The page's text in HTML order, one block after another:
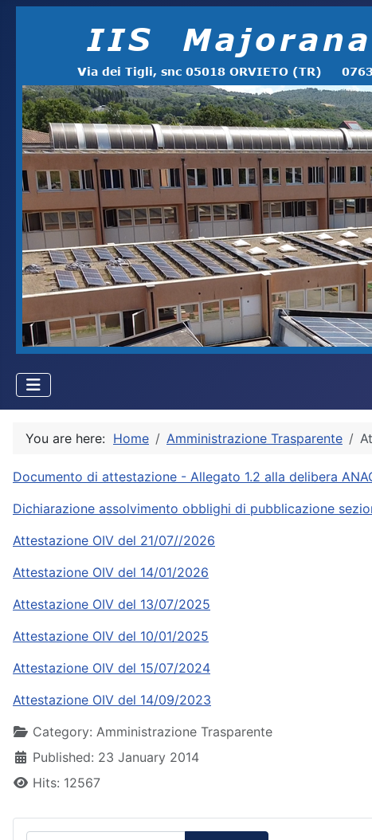
You are here: Home Amministrazione Trasparente
Documento di attestazione - Allegato 1.2 alla delibera
Dichiarazione assolvimento obblighi di pubblicazione
Attestazione OIV del 21/07//2026
Attestazione OIV del 14/01/2026
Attestazione OIV del 13/07/2025
Attestazione OIV del 10/01/2025
Attestazione OIV del 15/07/2024
Attestazione OIV del 14/09/2023
DetailsCategory: Amministrazione Trasparente
Published: 23 January 2014
Hits: 12567